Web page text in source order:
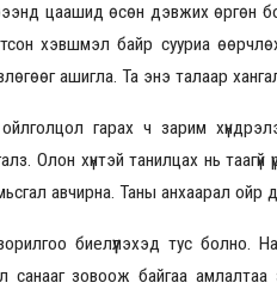
цаашид өсөн дэвжих өргөн
хэвшмэл байр сууриа
ашигла. Та энэ талаар
гарах ч зарим
Олон хүнтэй танилцах нь
авчирна. Таны анхаарал ойр
биелүүлэхэд тус болно.
санааг зовоож байгаа